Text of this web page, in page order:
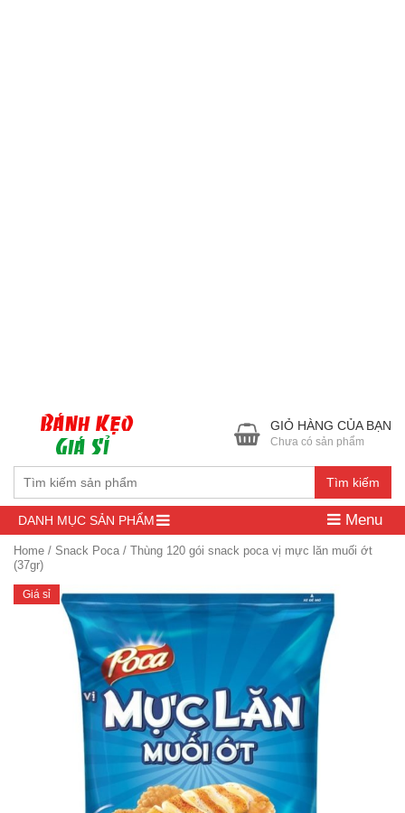
Tìm kiếm
GIỎ HÀNG CỦA BẠN
Chưa có sản phẩm
DANH MỤC SẢN PHẨM Menu
Home / Snack Poca / Thùng 120 gói snack poca vị mực lăn muối ớt
(37gr)
Giá sỉ